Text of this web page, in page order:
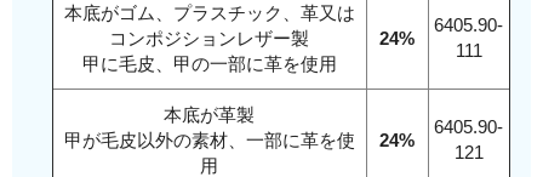
本底がゴム、プラスチック、革又は
コンポジションレザー製
甲に毛皮、甲の一部に革を使用
24%
6405.90-
111
本底が革製
甲が毛皮以外の素材、一部に革を使
用
24%
6405.90-
121